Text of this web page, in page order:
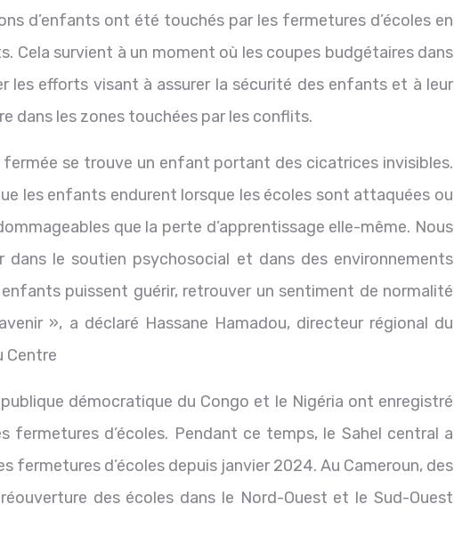
d’enfants ont été touchés par les fermetures d’écoles en
Cela survient à un moment où les coupes budgétaires dans
les efforts visant à assurer la sécurité des enfants et à leur
dans les zones touchées par les conflits.
se trouve un enfant portant des cicatrices invisibles.
les enfants endurent lorsque les écoles sont attaquées ou
que la perte d’apprentissage elle-même. Nous
le soutien psychosocial et dans des environnements
enfants puissent guérir, retrouver un sentiment de normalité
», a déclaré Hassane Hamadou, directeur régional du
Centre
démocratique du Congo et le Nigéria ont enregistré
fermetures d’écoles. Pendant ce temps, le Sahel central a
fermetures d’écoles depuis janvier 2024. Au Cameroun, des
des écoles dans le Nord-Ouest et le Sud-Ouest